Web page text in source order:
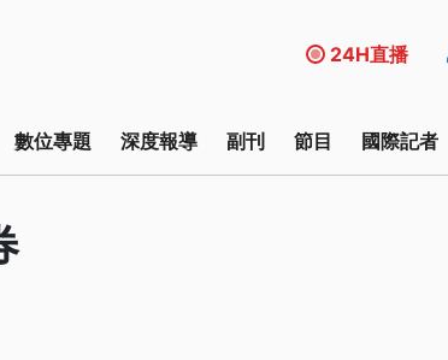
24H直播
數位專題 深度報導 副刊 節目 國際記者